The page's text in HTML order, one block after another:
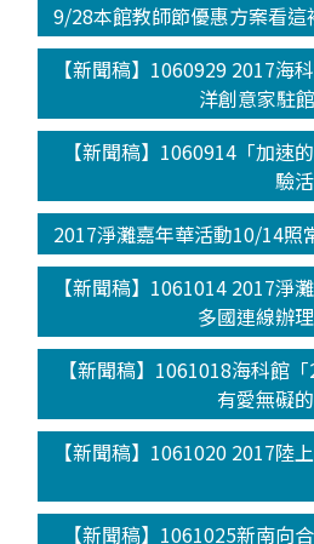
9/28本館教師節優惠方案看這
【新聞稿】1060929 2017海
洋創意家駐
【新聞稿】1060914「加速
驗
2017淨灘嘉年華活動10/14照
【新聞稿】1061014 2017淨
多國連線辦
【新聞稿】1061018海科館
有愛無礙
【新聞稿】1061020 2017陸
【新聞稿】1061025新南向